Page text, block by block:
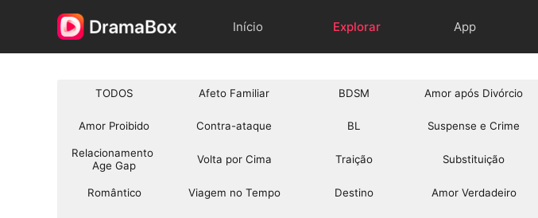
Início Explorar App
TODOS Afeto Familiar BDSM Amor após Divórcio
Amor Proibido Contra-ataque BL Suspense e Crime
Relacionamento
Age Gap
Volta por Cima Traição Substituição
Romântico Viagem no Tempo Destino Amor Verdadeiro